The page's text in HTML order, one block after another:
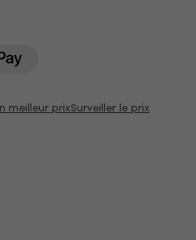
meilleur prixSurveiller le prix